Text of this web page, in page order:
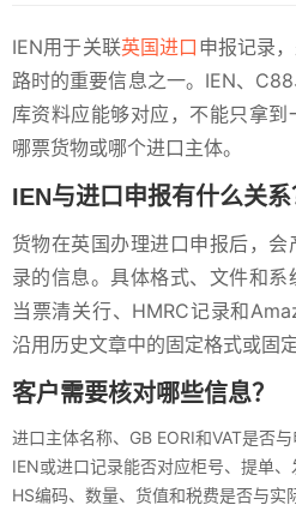
IEN用于关联英国进口 申报记录
路时的重要信息之一。IEN、
库资料应能够对应，不能只拿
哪票货物或哪个进口主体。
IEN与进口申报有什么关系
货物在英国办理进口申报后，
录的信息。具体格式、文件和
当票清关行、HMRC记录和
沿用历史文章中的固定格式或固
客户需要核对哪些信息？
进口主体名称、GB EORI和VAT是否与
IEN或进口记录能否对应柜号、提单、
HS编码、数量、货值和税费是否与实